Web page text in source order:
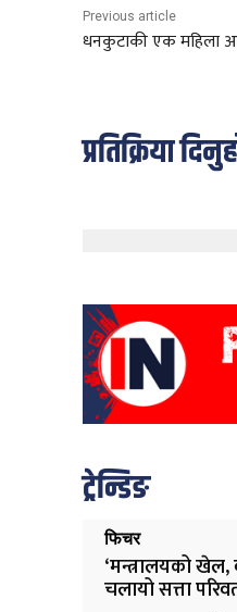
Previous article
धनकुटाकी एक महिला
प्रतिक्रिया
ट्रेन्डिङ
फिचर
‘मन्त्रालयको
चलायो सत्ता